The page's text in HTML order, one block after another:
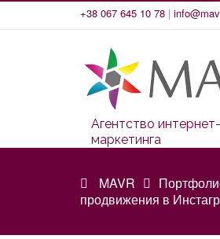
+38 067 645 10 78 |
Агентство интернет-
маркетинга
MAVR
продвижения в